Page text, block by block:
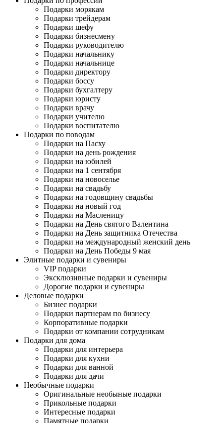
Подарки морякам
Подарки трейдерам
Подарки шефу
Подарки бизнесмену
Подарки руководителю
Подарки начальнику
Подарки начальнице
Подарки директору
Подарки боссу
Подарки бухгалтеру
Подарки юристу
Подарки врачу
Подарки учителю
Подарки воспитателю
Подарки по поводам
Подарки на Пасху
Подарки на день рождения
Подарки на юбилей
Подарки на 1 сентября
Подарки на новоселье
Подарки на свадьбу
Подарки на годовщину свадьбы
Подарки на новый год
Подарки на Масленицу
Подарки на День святого Валентина
Подарки на День защитника Отечества
Подарки на международный женский день
Подарки на День Победы 9 мая
Элитные подарки и сувениры
VIP подарки
Эксклюзивные подарки и сувениры
Дорогие подарки и сувениры
Деловые подарки
Бизнес подарки
Подарки партнерам по бизнесу
Корпоративные подарки
Подарки от компании сотрудникам
Подарки для дома
Подарки для интерьера
Подарки для кухни
Подарки для ванной
Подарки для дачи
Необычные подарки
Оригинальные необыные подарки
Прикольные подарки
Интересные подарки
Памятные подарки